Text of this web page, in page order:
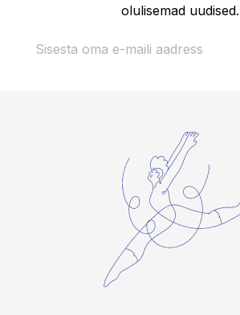
olulisemad uudised.